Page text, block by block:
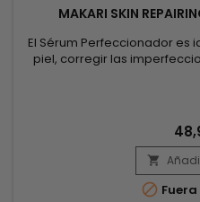
MAKARI SKIN
El Sérum Perfeccionador es
piel, corregir las
mejorar la textura de la

